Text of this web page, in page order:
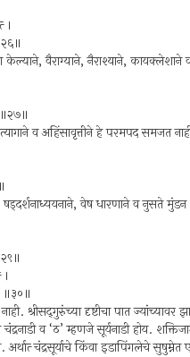
।
केल्याने, वैराग्याने, नैराश्याने, कायक्लेशाने
॥२७॥
व अहिंसावृत्तीने हे परमपद समजत
षड्‍दर्शनाध्ययनाने, वेष धारणाने व नुसते
॥३०॥
श्रीसद्‍गुरुंच्या दृष्टीचा पात
व ‘ठ’ म्हणजे सूर्यनाडी होय.
अर्थात्‍ चंद्रसूर्याचे किंवा इडापिंगलेचे